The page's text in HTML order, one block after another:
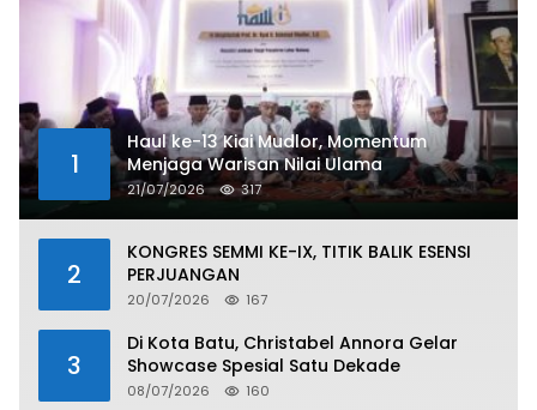
1
Haul ke-13 Kiai Mudlor, Momentum
Menjaga Warisan Nilai Ulama
21/07/2026 317
2
KONGRES SEMMI KE-IX, TITIK BALIK ESENSI
PERJUANGAN
20/07/2026 167
3
Di Kota Batu, Christabel Annora Gelar
Showcase Spesial Satu Dekade
08/07/2026 160